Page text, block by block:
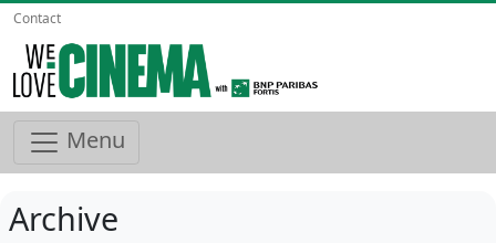
Contact
Menu
Archive